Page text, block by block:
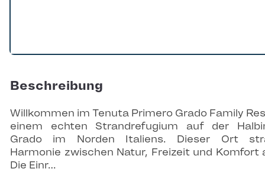
Beschreibung
Willkommen im Tenuta Primero Grado Family
einem echten Strandrefugium auf der
Grado im Norden Italiens. Dieser Ort
Harmonie zwischen Natur, Freizeit und Komfort
Die Einr…